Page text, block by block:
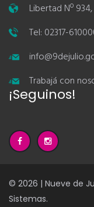
Libertad Nº
Tel: 02317-
Trabajá con
¡Seguinos!
© 2026 | Nueve de
Sistemas.